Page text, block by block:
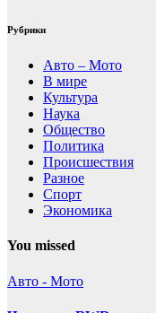
Рубрики
Авто – Мото
В мире
Культура
Наука
Общество
Политика
Происшествия
Разное
Спорт
Экономика
You missed
Авто - Мото